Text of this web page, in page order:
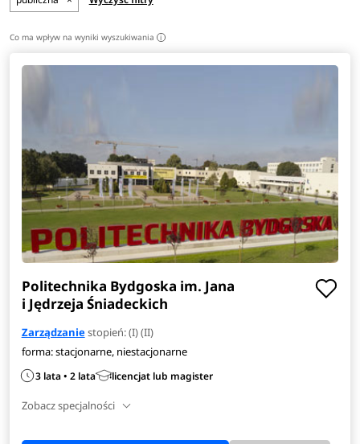
czy zarządzanie sprzedażą.
Praca po studiach
bazą do podjęcia pracy w biurach obrotu i zarządzania
nieruchomościami, biurach maklerskich, firmach
konsultingowych czy firmach szkoleniowych.Zobaczpełen
opis kierunku>
Co ma wpływ na wyniki wyszukiwania i
Politechnika Bydgoska im. Jana
i Jędrzeja Śniadeckich
Zarządzaniestopień: (I) (II)
forma: stacjonarne, niestacjonarne
3 lata • 2 lata licencjat lub magister
Zobacz specjalności